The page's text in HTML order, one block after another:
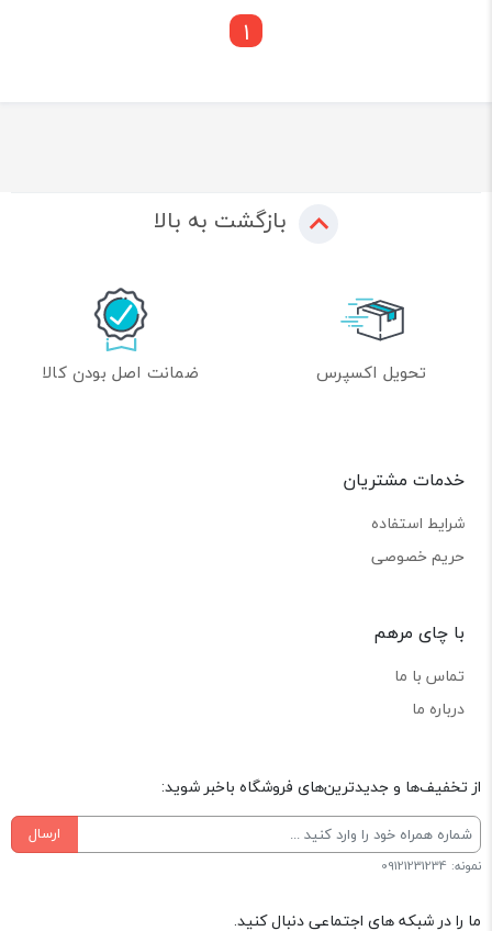
1
بازگشت به بالا
تحویل اکسپرس ضمانت اصل بودن کالا
خدمات مشتریان
شرایط استفاده
حریم خصوصی
با چای مرهم
تماس با ما
درباره ما
از تخفیف‌ها و جدیدترین‌های فروشگاه باخبر شوید:
ارسال
نمونه: 09121231234
ما را در شبکه های اجتماعی دنبال کنید.